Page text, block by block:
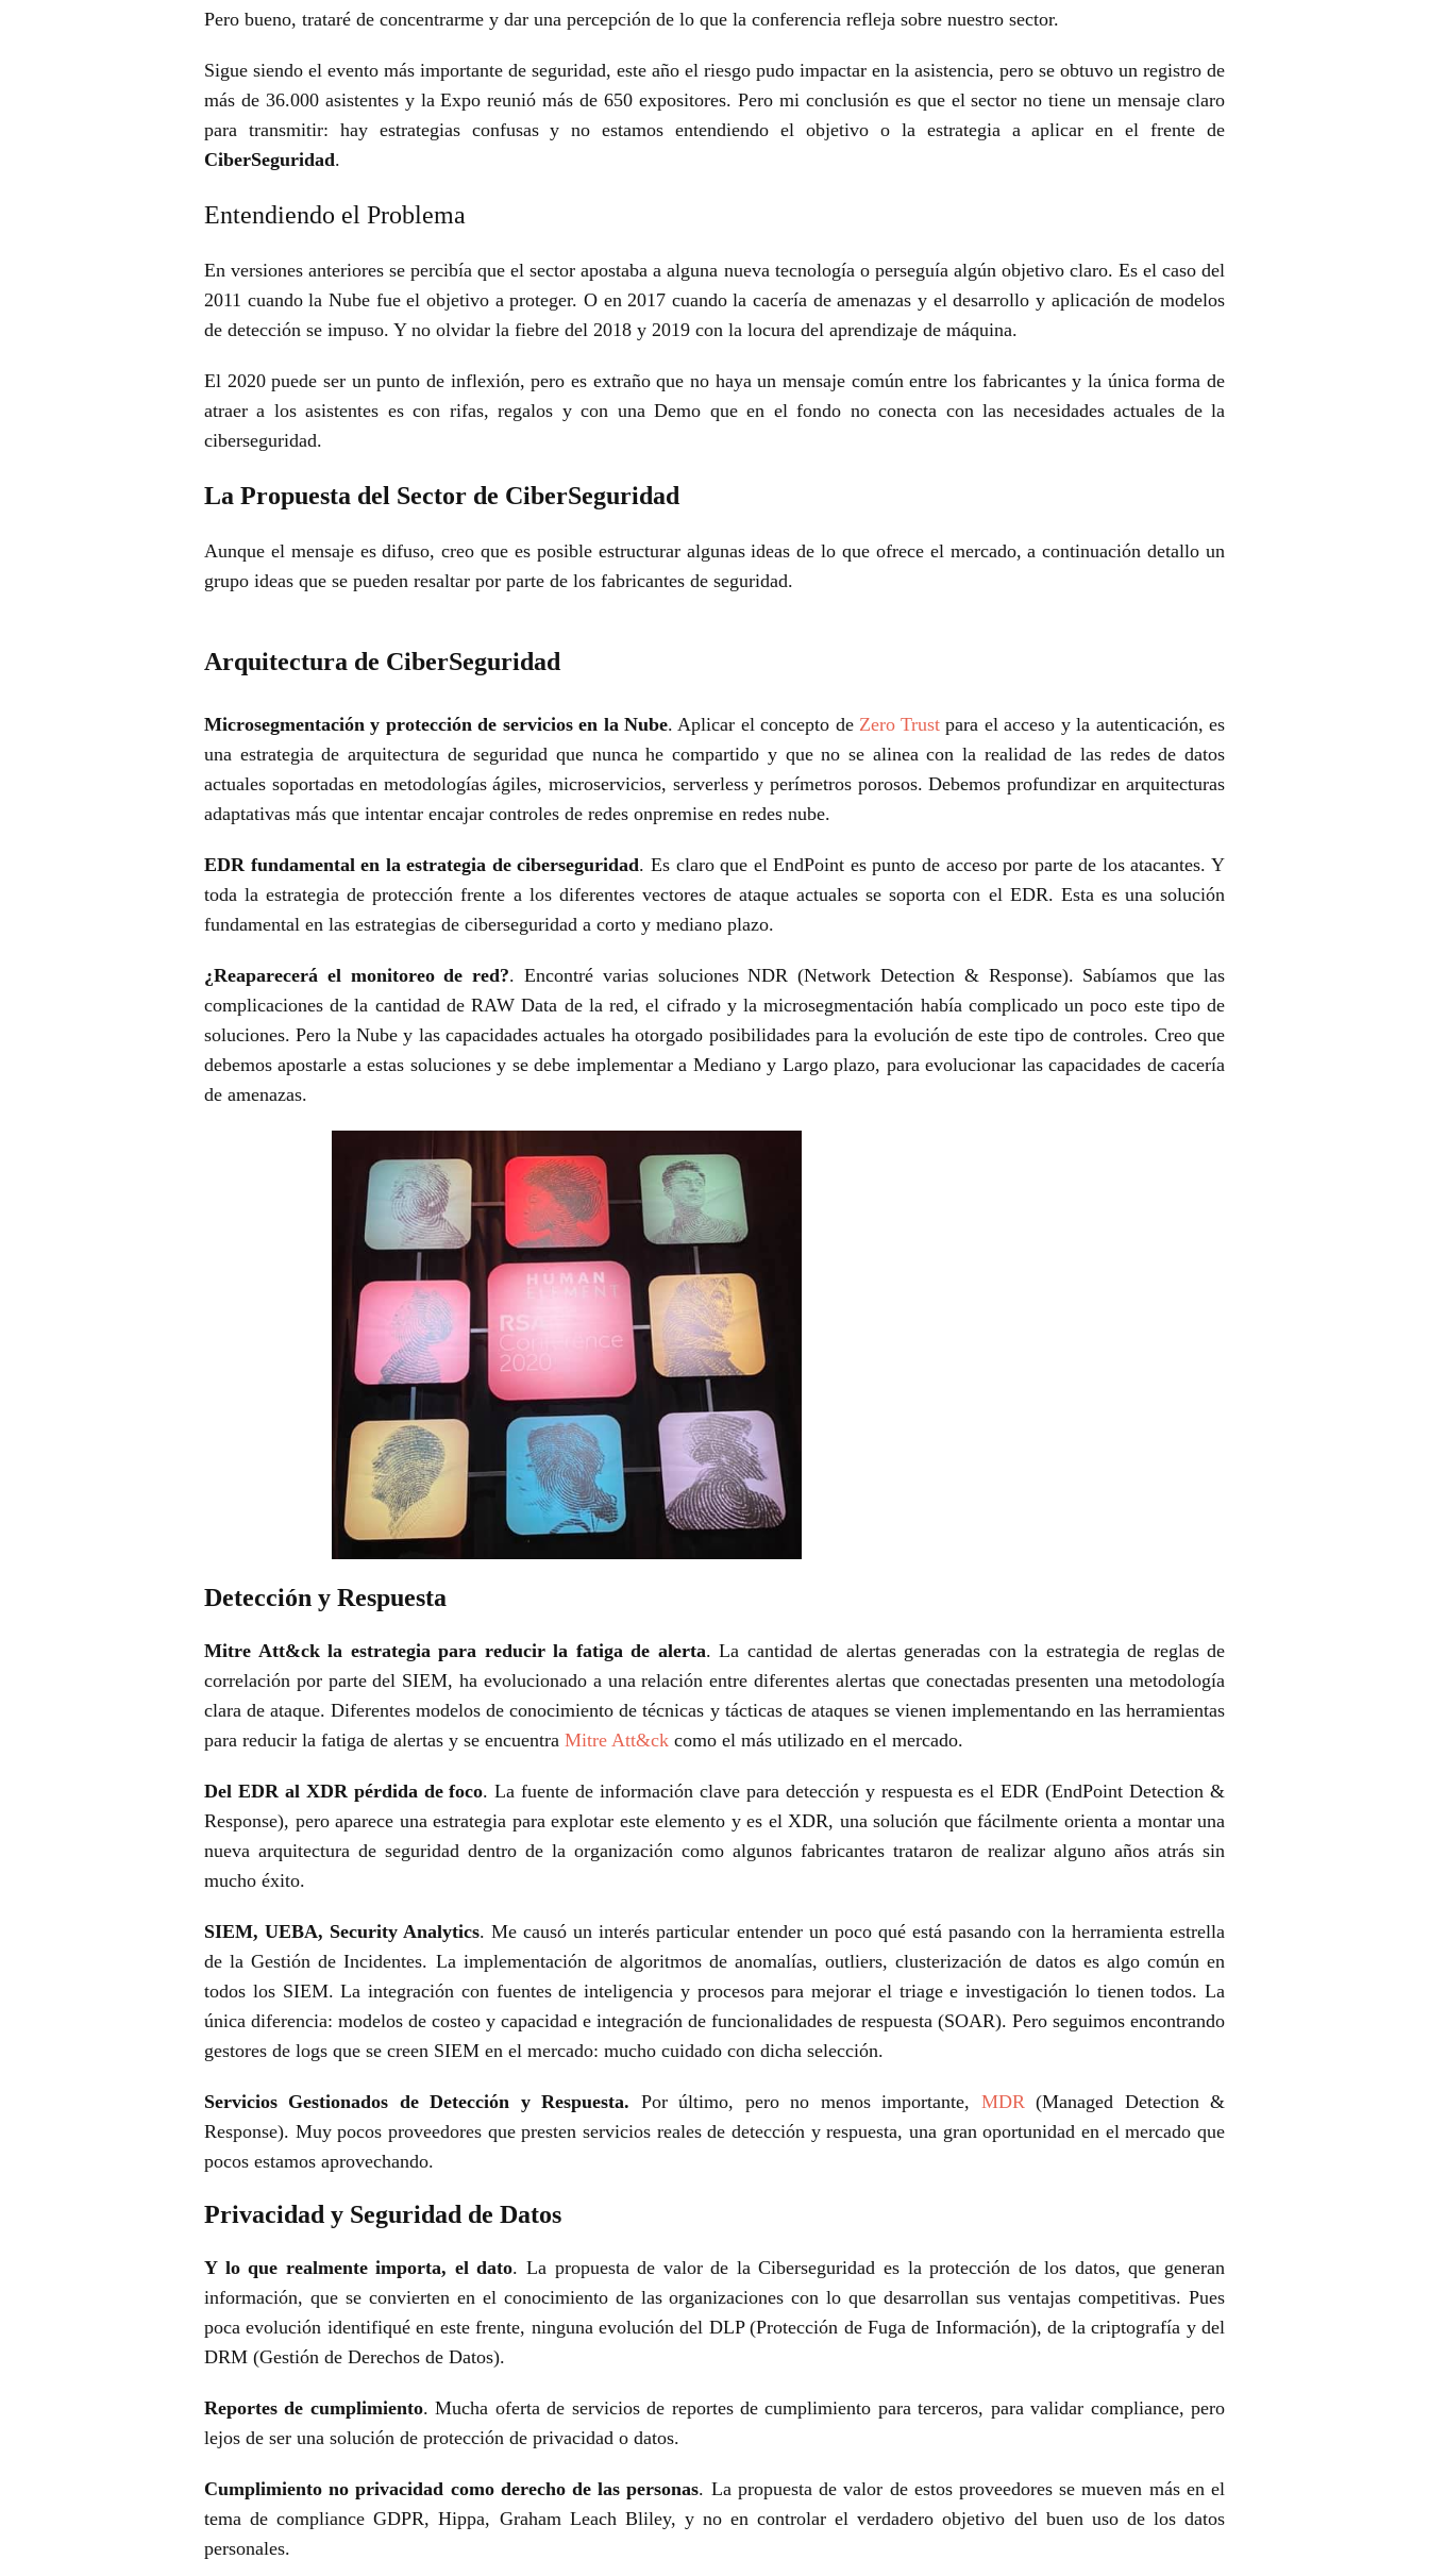
Pero bueno, trataré de concentrarme y dar una percepción de lo que la conferencia refleja sobre nuestro sector.
Sigue siendo el evento más importante de seguridad, este año el riesgo pudo impactar en la asistencia, pero se obtuvo un registro de
más de 36.000 asistentes y la Expo reunió más de650 expositores. Pero mi conclusión es que el sector no tiene un mensaje claro
para transmitir: hay estrategias confusas y no estamos entendiendo el objetivo o la estrategia aaplicar en el frente de
CiberSeguridad.
Entendiendo el Problema
En versiones anteriores se percibía que el sector apostaba a alguna nueva tecnología o perseguía algún objetivo claro. Es el caso del
2011 cuando la Nube fue el objetivo aproteger. O en 2017 cuando la cacería de amenazas y el desarrollo y aplicación demodelos
de detección se impuso. Y no olvidar la fiebre del 2018 y 2019 con la locura del aprendizaje de máquina.
El 2020 puede ser un punto de inflexión, pero es extraño que no haya un mensaje común entre los fabricantes y la única forma de
atraer a los asistentes escon rifas, regalos y con una Demo que en el fondo no conecta con las necesidadesactuales de la
ciberseguridad.
La Propuesta del Sector de CiberSeguridad
Aunque el mensaje es difuso, creo que es posible estructurar algunas ideas de lo que ofrece el mercado, a continuación detallo un
grupo ideas que se pueden resaltar por parte de los fabricantes de seguridad.
Arquitectura de CiberSeguridad
Microsegmentación y protección de servicios en la Nube. Aplicar el concepto de Zero Trust para el acceso y la autenticación, es
una estrategia de arquitectura deseguridad que nunca he compartido y que no se alinea con la realidad de las redesde datos
actuales soportadas en metodologías ágiles, microservicios, serverless y perímetros porosos. Debemos profundizar en arquitecturas
adaptativas más que intentar encajar controles de redes onpremise en redes nube.
EDR fundamental en la estrategia de ciberseguridad. Es claro que el EndPoint espunto de acceso por parte de los atacantes. Y
toda la estrategia de protección frente a los diferentes vectores de ataque actuales se soporta con el EDR. Esta es una solución
fundamental en las estrategias de ciberseguridad a corto y mediano plazo.
¿Reaparecerá el monitoreo de red?.Encontré varias soluciones NDR (NetworkDetection & Response). Sabíamos que las
complicaciones de la cantidad de RAWData de la red, el cifrado y la microsegmentación había complicado un poco este tipo de
soluciones. Pero la Nube y las capacidades actuales ha otorgado posibilidades para la evolución de este tipo de controles. Creo que
debemos apostarle a estas soluciones y se debe implementar a Mediano y Largo plazo, para evolucionar las capacidades de cacería
de amenazas.
Detección y Respuesta
Mitre Att&ck la estrategia para reducir la fatiga de alerta. La cantidad de alertas generadas con la estrategia de reglas de
correlación por parte del SIEM, ha evolucionado a una relación entre diferentes alertas que conectadas presentenuna metodología
clara de ataque. Diferentes modelos de conocimiento de técnicas y tácticas de ataques se vienen implementando en las herramientas
para reducir la fatiga de alertas y se encuentra Mitre Att&ck como el más utilizado en el mercado.
Del EDR al XDR pérdida de foco. La fuente de información clave para detección y respuesta es el EDR (EndPoint Detection &
Response), pero aparece una estrategia para explotar este elemento y es el XDR, una solución que fácilmente orienta a montar una
nueva arquitectura de seguridad dentro de la organización como algunos fabricantes trataron de realizar alguno años atrás sin
mucho éxito.
SIEM, UEBA, Security Analytics. Me causó un interés particular entender un poco qué está pasando con la herramienta estrella
de la Gestión de Incidentes. La implementación de algoritmos de anomalías, outliers, clusterización de datos es algo común en
todos los SIEM. La integración con fuentes de inteligencia y procesos para mejorar el triage e investigación lo tienen todos. La
única diferencia: modelos de costeo y capacidad e integración de funcionalidades de respuesta (SOAR). Pero seguimos encontrando
gestores de logs que se creen SIEM en el mercado: mucho cuidado con dicha selección.
Servicios Gestionados de Detección y Respuesta. Por último, pero no menosimportante, MDR(Managed Detection &
Response). Muy pocos proveedores quepresten servicios reales de detección y respuesta, una gran oportunidad en elmercado que
pocos estamos aprovechando.
Privacidad y Seguridad de Datos
Y lo que realmente importa, el dato. La propuesta de valor de la Ciberseguridades la protección de los datos, que generan
información, que se convierten en el conocimiento de las organizaciones con lo que desarrollan sus ventajascompetitivas. Pues
poca evolución identifiqué en este frente, ninguna evolucióndel DLP (Protección de Fuga de Información), de la criptografía y del
DRM (Gestión de Derechos de Datos).
Reportes de cumplimiento. Mucha oferta de servicios de reportes decumplimiento para terceros, para validar compliance, pero
lejos de ser una solución de protección de privacidad o datos.
Cumplimiento no privacidad como derecho de las personas. La propuesta de valor de estos proveedores se mueven más en el
tema de compliance GDPR, Hippa, Graham Leach Bliley, y no en controlar el verdadero objetivo del buen uso de los datos
personales.